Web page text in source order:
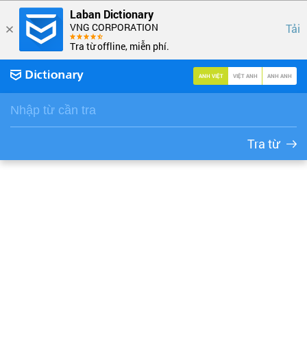
Laban Dictionary
VNG CORPORATION
Tra từ offline, miễn phí.
Tải
ANH VIỆT VIỆT ANH ANH ANH
Tra từ